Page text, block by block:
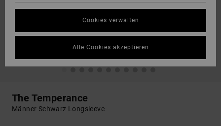
The Temperance
Männer Schwarz Longsleeve
Cookies verwalten
Alle Cookies akzeptieren